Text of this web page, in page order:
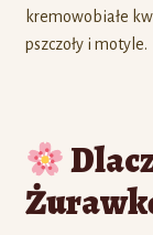
kremowobiałe
pszczoły i motyle.